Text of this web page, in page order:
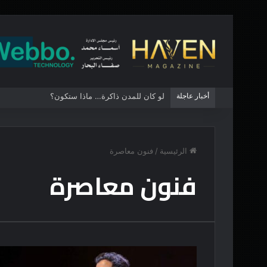
أخبار عاجلة لو كان للمدن ذاكرة… ماذا ستكون؟
الرئيسية / فنون معاصرة
فنون معاصرة